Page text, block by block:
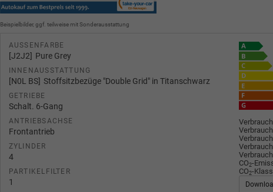
Beispielbilder, ggf. teilweise mit Sonderausstattung
AUSSENFARBE
J2J2 Pure Grey
INNENAUSSTATTUNG
N0L BS Stoffsitzbezüge "Double Grid" in Titanschwarz
GETRIEBE
Schalt. 6-Gang
ANTRIEBSACHSE
Frontantrieb
ZYLINDER
4
PARTIKELFILTER
1
CO2-
CO2-